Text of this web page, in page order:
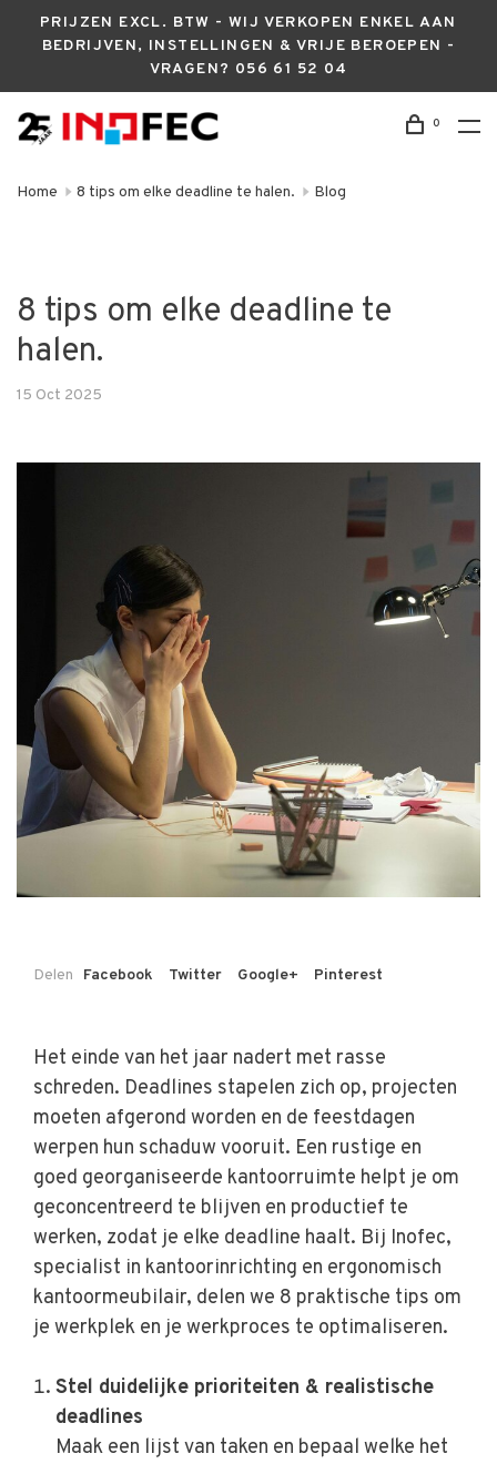
PRIJZEN EXCL. BTW - WIJ VERKOPEN ENKEL AAN
BEDRIJVEN, INSTELLINGEN & VRIJE BEROEPEN -
VRAGEN? 056 61 52 04
0
Home 8 tips om elke deadline te halen. Blog
8 tips om elke deadline te
halen.
15 Oct 2025
Delen Facebook Twitter Google+ Pinterest
Het einde van het jaar nadert met rasse
schreden. Deadlines stapelen zich op, projecten
moeten afgerond worden en de feestdagen
werpen hun schaduw vooruit. Een rustige en
goed georganiseerde kantoorruimte helpt je om
geconcentreerd te blijven en productief te
werken, zodat je elke deadline haalt. Bij Inofec,
specialist in kantoorinrichting en ergonomisch
kantoormeubilair, delen we 8 praktische tips om
je werkplek en je werkproces te optimaliseren.
Stel duidelijke prioriteiten & realistische
deadlines
Maak een lijst van taken en bepaal welke het